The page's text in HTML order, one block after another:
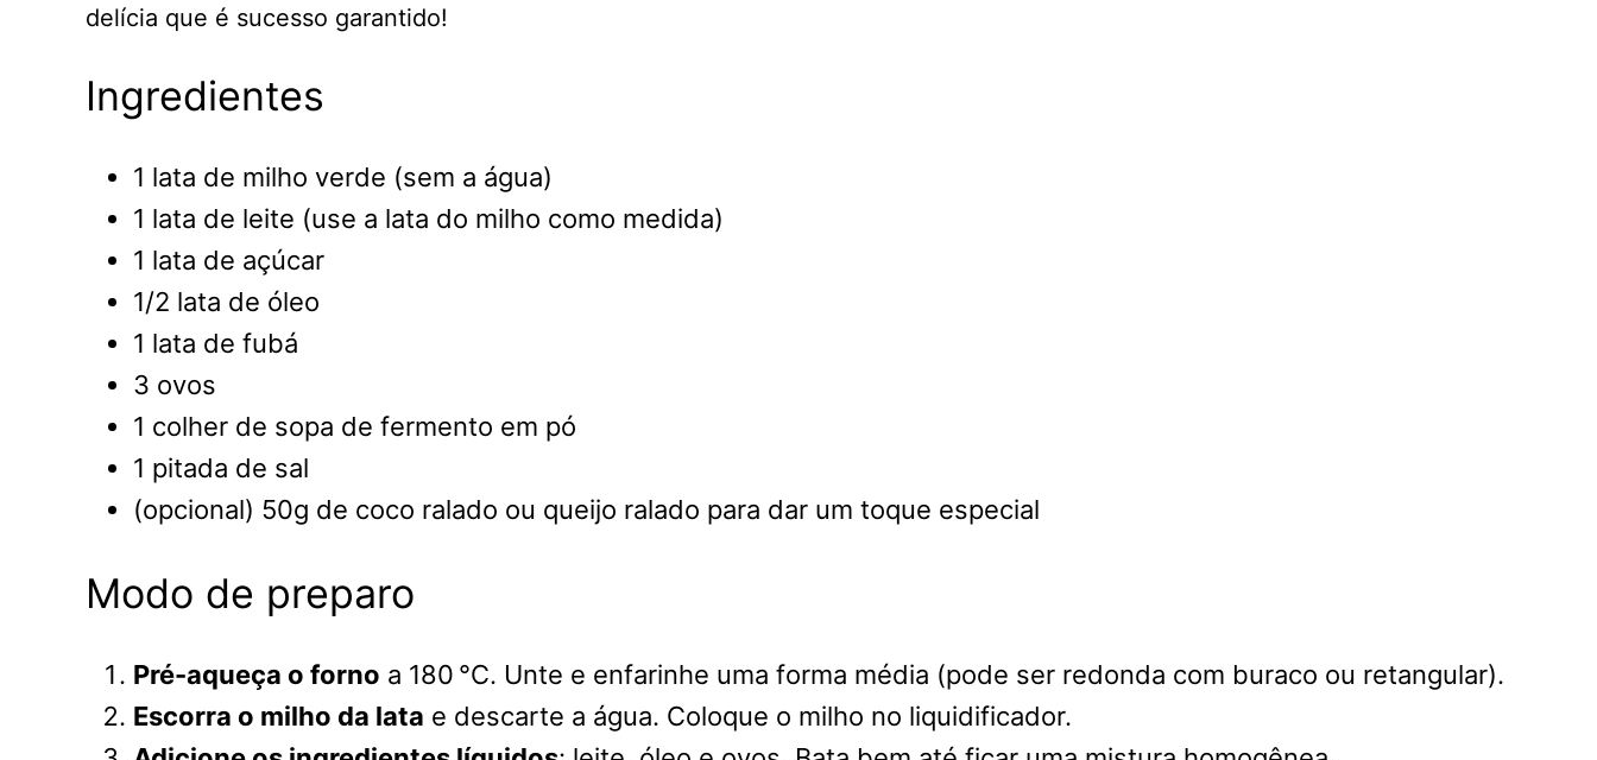
delícia que é sucesso garantido!
Ingredientes
1 lata de milho verde (sem a água)
1 lata de leite (use a lata do milho como medida)
1 lata de açúcar
1/2 lata de óleo
1 lata de fubá
3 ovos
1 colher de sopa de fermento em pó
1 pitada de sal
(opcional) 50g de coco ralado ou queijo ralado para dar um toque especial
Modo de preparo
Pré-aqueça o forno a 180 °C. Unte e enfarinhe uma forma média (pode ser redonda com buraco ou retangular).
Escorra o milho da lata e descarte a água. Coloque o milho no liquidificador.